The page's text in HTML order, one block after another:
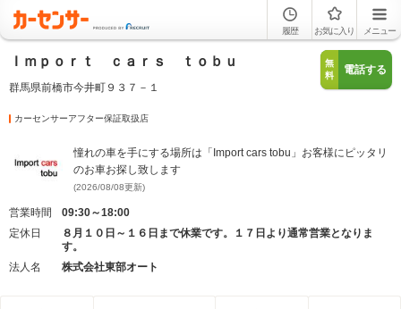
履歴 お気に入り メニュー
Ｉｍｐｏｒｔ ｃａｒｓ ｔｏｂｕ
群馬県前橋市今井町９３７－１
無
料
電話する
カーセンサーアフター保証取扱店
憧れの車を手にする場所は「Import cars tobu」お客様にピッタリ
のお車お探し致します
(2026/08/08更新)
営業時間
09:30～18:00
定休日
８月１０日～１６日まで休業です。１７日より通常営業となりま
す。
法人名
株式会社東部オート